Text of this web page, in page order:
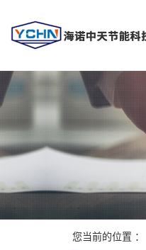
您当前的位置 ：